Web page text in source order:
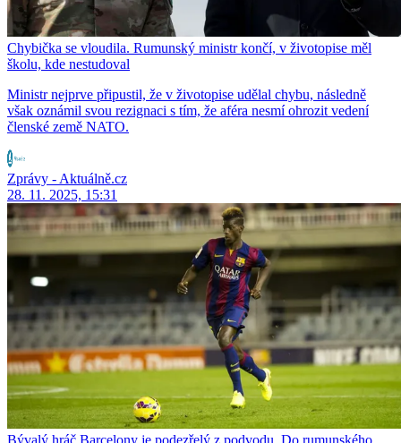
Chybička se vloudila. Rumunský ministr končí, v životopise měl
školu, kde nestudoval
Ministr nejprve připustil, že v životopise udělal chybu, následně
však oznámil svou rezignaci s tím, že aféra nesmí ohrozit vedení
členské země NATO.
Zprávy - Aktuálně.cz
28. 11. 2025, 15:31
Bývalý hráč Barcelony je podezřelý z podvodu. Do rumunského